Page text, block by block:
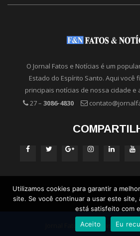
O Jornal Fatos e Notícias é um
Estado do Espírito Santo. Aqui você
principais notícias de nossa cidade e
27 – 3086-4830
Jornal Fatos e Notícias -
Utilizamos cookies para garantir a
site. Se você continuar a usar este site,
está satisfeito com
Aceito
Eu